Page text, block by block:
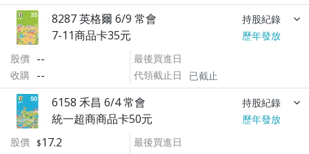
8287 英格爾 6/9 常會 持股紀錄
7-11商品卡35元
歷年發放
股價
--
收購 --
最後買進日
代領截止日
已截止
6158 禾昌 6/4 常會 持股紀錄
統一超商商品卡50元
歷年發放
股價
17.2
最後買進日